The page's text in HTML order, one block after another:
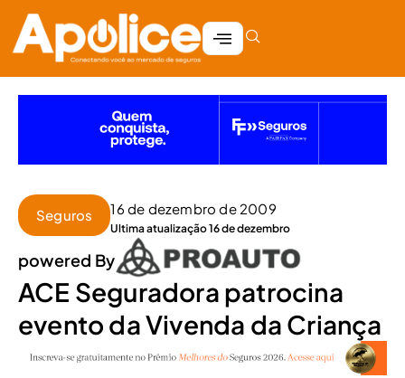
Seguros 16 de dezembro de 2009
Ultima atualização 16 de dezembro
powered By
ACE Seguradora patrocina
evento da Vivenda da Criança